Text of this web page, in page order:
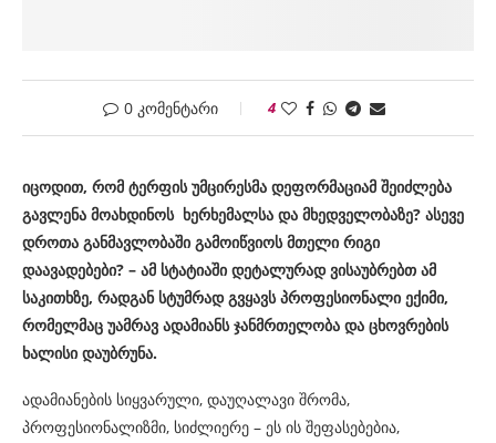
0 კომენტარი 4
იცოდით, რომ ტერფის უმცირესმა დეფორმაციამ შეიძლება
გავლენა მოახდინოს ხერხემალსა და მხედველობაზე? ასევე
დროთა განმავლობაში გამოიწვიოს მთელი რიგი
დაავადებები? – ამ სტატიაში დეტალურად ვისაუბრებთ ამ
საკითხზე, რადგან სტუმრად გვყავს პროფესიონალი ექიმი,
რომელმაც უამრავ ადამიანს ჯანმრთელობა და ცხოვრების
ხალისი დაუბრუნა.
ადამიანების სიყვარული, დაუღალავი შრომა,
პროფესიონალიზმი, სიძლიერე – ეს ის შეფასებებია,